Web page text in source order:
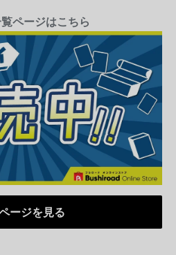
ページはこちら
ージを見る